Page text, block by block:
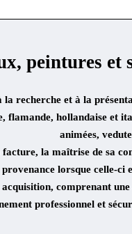
peintures
recherche et à la
flamande, hollandaise et
animées,
facture, la maîtrise de sa
provenance lorsque celle-ci
comprenant
professionnel et